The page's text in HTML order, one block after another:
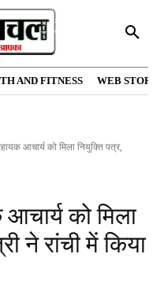
AND FITNESS WEB
आचार्य को मिला नियुक्ति पत्र,
को मिला
ने रांची में किया